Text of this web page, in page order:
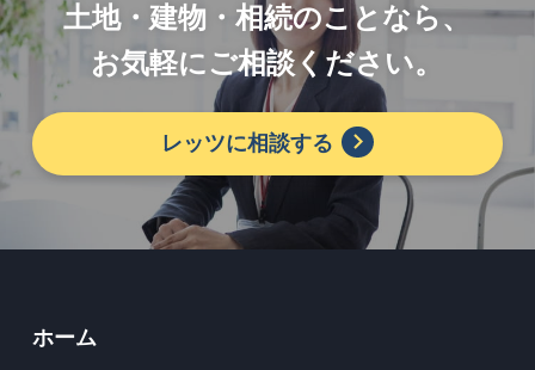
土地・建物・相続のことなら、
お気軽にご相談ください。
レッツに相談する
ホーム